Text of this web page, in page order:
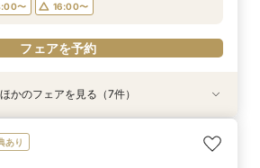
〜
16:00〜
フェアを予約
ライン相談≫30分～OK！会場/金額/日程
いことだけ
時間からOK≫お仕事＆デート帰り／1時
案内可能
見学がお得≫お祝いギフト付☆ゼロから
挙式×螺旋階段≫2会場見学ツアー*
らこのフェア≫螺旋階段×最大150万優
階段入場*花嫁体験≫≫料理高評価◎最大
典
限定／選べる人気5会場×4挙式スタイル体
気見ツアー
かのフェアを見る（7件）
あり